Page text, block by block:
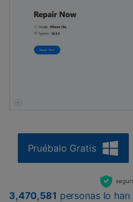
Pruébalo Gratis
3,470,581 personas lo